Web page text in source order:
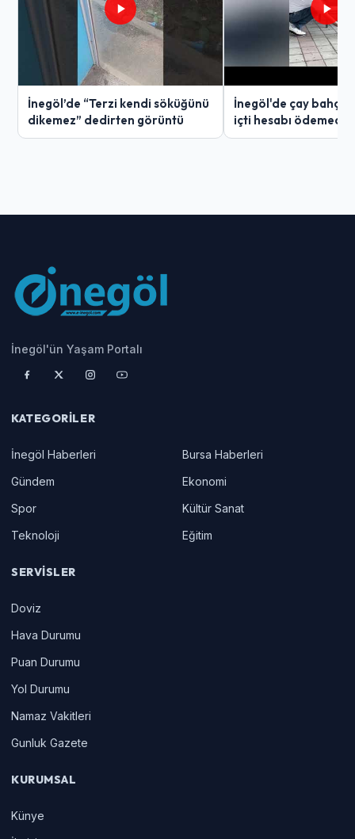
İnegöl’de “Terzi kendi söküğünü
dikemez” dedirten görüntü
İnegöl'de çay
içti hesabı ödemedi
İnegöl'ün Yaşam Portalı
KATEGORILER
İnegöl Haberleri
Bursa Haberleri
Gündem
Ekonomi
Spor
Kültür Sanat
Teknoloji
Eğitim
SERVISLER
Doviz
Hava Durumu
Puan Durumu
Yol Durumu
Namaz Vakitleri
Gunluk Gazete
KURUMSAL
Künye